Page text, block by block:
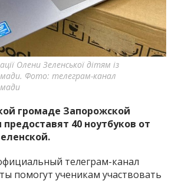
Олени Зеленської дітям із
Фото: телеграм-канал
громаде Запорожской
40 ноутбуков от
телеграм-канал
помогут ученикам участвовать